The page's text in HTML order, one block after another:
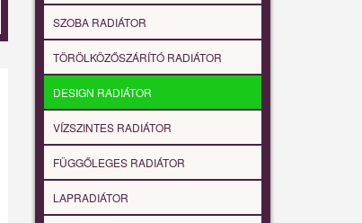
SZOBA RADIÁTOR
TÖRÖLKÖZŐSZÁRÍTÓ RADIÁTOR
DESIGN RADIÁTOR
VÍZSZINTES RADIÁTOR
FÜGGŐLEGES RADIÁTOR
LAPRADIÁTOR